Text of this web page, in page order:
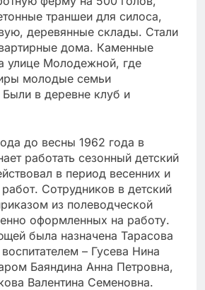
траншеи для силоса,
деревянные склады. Стали
дома. Каменные
улице Молодежной, где
молодые семьи
в деревне клуб и
до весны 1962 года в
работать сезонный детский
в период весенних и
Сотрудников в детский
из полеводческой
оформленных на работу.
была назначена Тарасова
– Гусева Нина
Баяндина Анна Петровна,
Валентина Семеновна.